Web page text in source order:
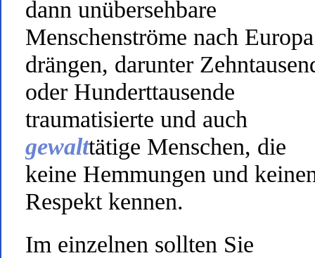
dann unübersehbare
Menschenströme nach Europa
drängen, darunter
oder Hunderttausende
traumatisierte und auch
gewalttätige Menschen, die
keine Hemmungen und
Respekt kennen.
Im einzelnen sollten Sie